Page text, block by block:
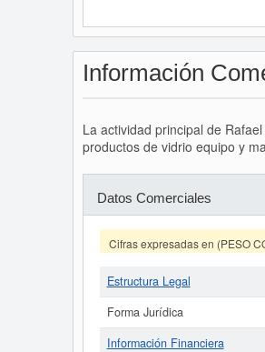
Información
La actividad principal de
productos de vidrio equipo y
Datos Comerciales
Cifras expresadas en (PESO
Estructura Legal
Forma Jurídica
Información Financiera